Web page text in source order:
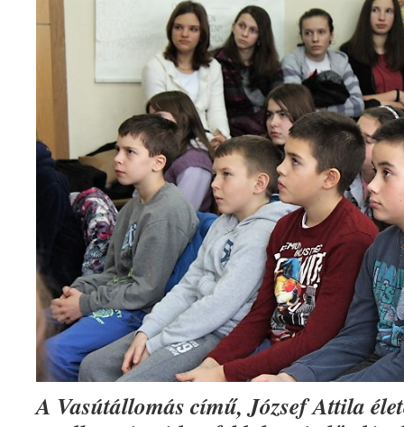
A Vasútállomás című, József Attila